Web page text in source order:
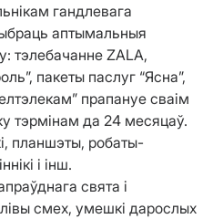
гандлевага
аптымальныя
тэлебачанне ZALA,
пакеты паслуг “Ясна”,
прапануе сваім
тэрмінам да 24 месяцаў.
планшэты, робаты-
і інш.
свята і
смех, умешкі дарослых